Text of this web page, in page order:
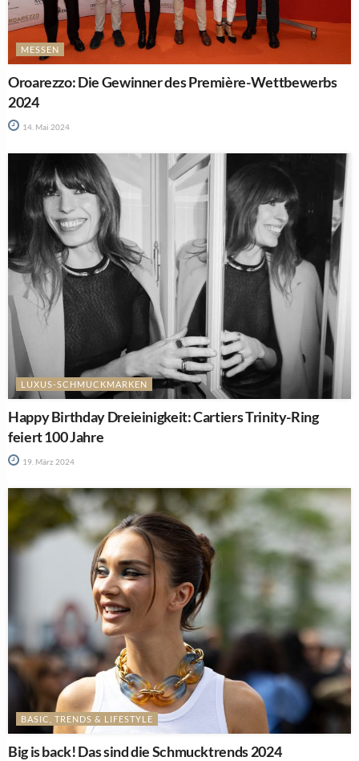
MESSEN
Oroarezzo: Die Gewinner des Première-Wettbewerbs
2024
14. Mai 2024
LUXUS-SCHMUCKMARKEN
Happy Birthday Dreieinigkeit: Cartiers Trinity-Ring
feiert 100 Jahre
19. März 2024
BASIC, TRENDS & LIFESTYLE
Big is back! Das sind die Schmucktrends 2024